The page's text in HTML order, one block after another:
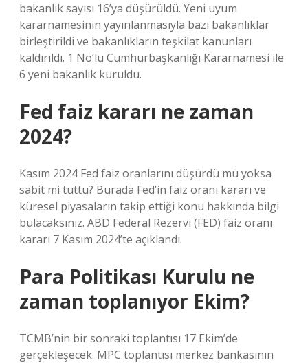
bakanlık sayısı 16’ya düşürüldü. Yeni uyum
kararnamesinin yayınlanmasıyla bazı bakanlıklar
birleştirildi ve bakanlıkların teşkilat kanunları
kaldırıldı. 1 No’lu Cumhurbaşkanlığı Kararnamesi ile
6 yeni bakanlık kuruldu.
Fed faiz kararı ne zaman
2024?
Kasım 2024 Fed faiz oranlarını düşürdü mü yoksa
sabit mi tuttu? Burada Fed’in faiz oranı kararı ve
küresel piyasaların takip ettiği konu hakkında bilgi
bulacaksınız. ABD Federal Rezervi (FED) faiz oranı
kararı 7 Kasım 2024’te açıklandı.
Para Politikası Kurulu ne
zaman toplanıyor Ekim?
TCMB’nin bir sonraki toplantısı 17 Ekim’de
gerçekleşecek. MPC toplantısı merkez bankasının